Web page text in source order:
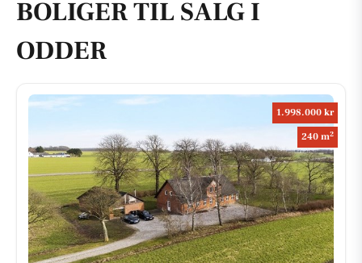
BOLIGER TIL SALG I
ODDER
1.998.000 kr
240 m2